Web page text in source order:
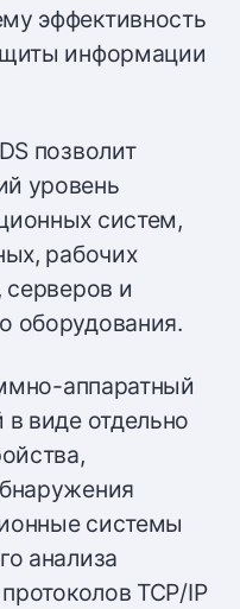
эффективность
информации
позволит
уровень
систем,
рабочих
серверов и
оборудования.
аппаратный
виде отдельно
системы
анализа
TCP/IP